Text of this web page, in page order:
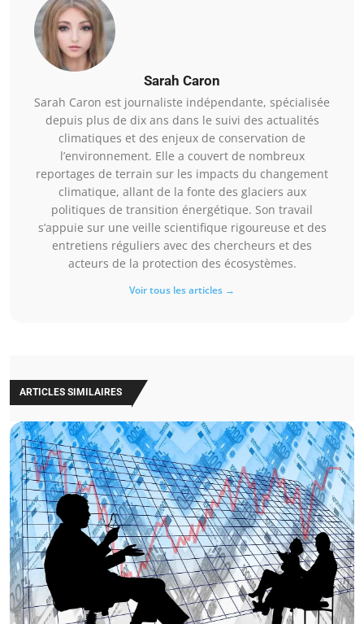
Sarah Caron
Sarah Caron est journaliste indépendante, spécialisée
depuis plus de dix ans dans le suivi des actualités
climatiques et des enjeux de conservation de
l’environnement. Elle a couvert de nombreux
reportages de terrain sur les impacts du changement
climatique, allant de la fonte des glaciers aux
politiques de transition énergétique. Son travail
s’appuie sur une veille scientifique rigoureuse et des
entretiens réguliers avec des chercheurs et des
acteurs de la protection des écosystèmes.
Voir tous les articles →
ARTICLES SIMILAIRES